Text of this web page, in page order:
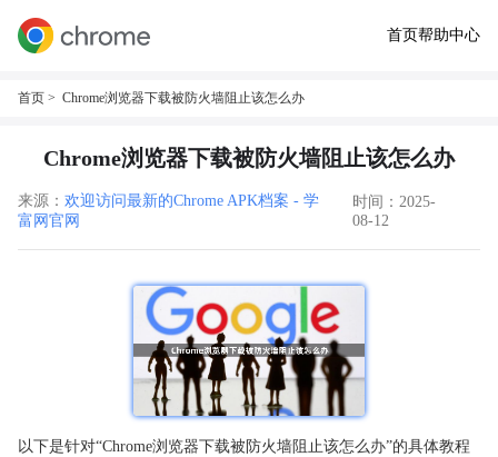
首页帮助中心
首页 > Chrome浏览器下载被防火墙阻止该怎么办
Chrome浏览器下载被防火墙阻止该怎么办
来源： 欢迎访问最新的Chrome APK档案 - 学
富网官网
时间：2025-
08-12
以下是针对“Chrome浏览器下载被防火墙阻止该怎么办”的具体教程